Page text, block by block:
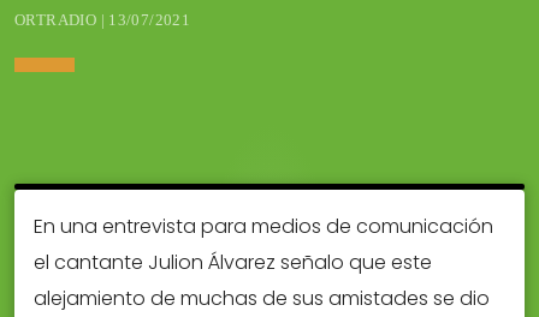
ORTRADIO | 13/07/2021
En una entrevista para medios de comunicación
el cantante Julion Álvarez señalo que este
alejamiento de muchas de sus amistades se dio